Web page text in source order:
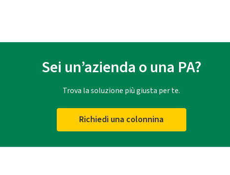
Sei un’azienda o una PA?
Trova la soluzione più giusta per te.
Richiedi una colonnina